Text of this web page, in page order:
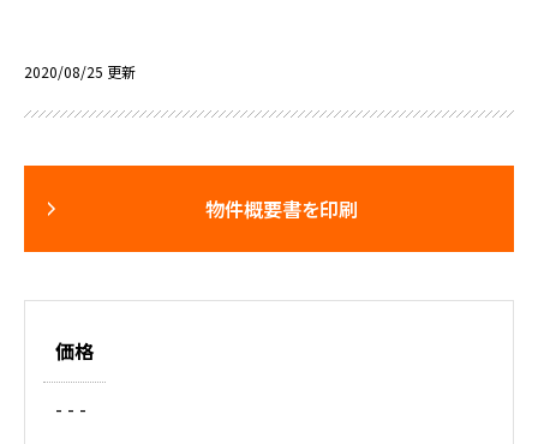
2020/08/25 更新
物件概要書を印刷
価格
- - -